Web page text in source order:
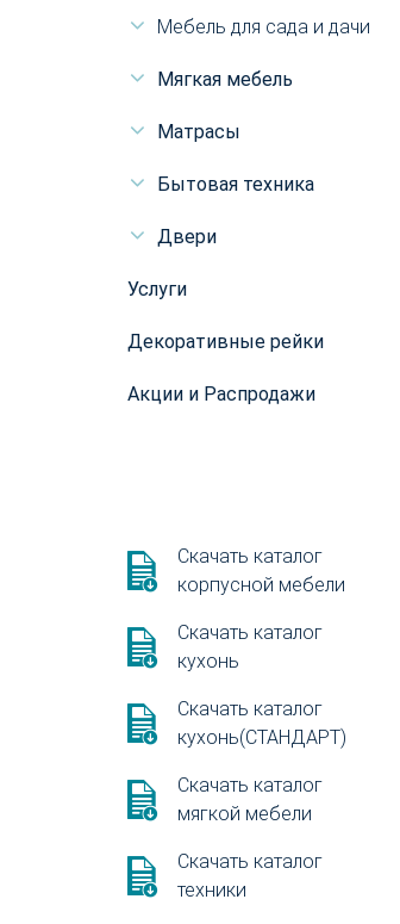
Мебель для сада и дачи
Мягкая мебель
Матрасы
Бытовая техника
Двери
Услуги
Декоративные рейки
Акции и Распродажи
Скачать каталог
корпусной мебели
Скачать каталог
кухонь
Скачать каталог
кухонь(СТАНДАРТ)
Скачать каталог
мягкой мебели
Скачать каталог
техники